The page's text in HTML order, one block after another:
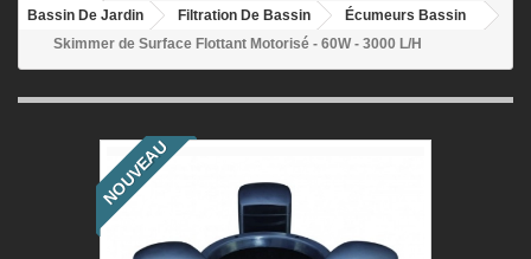
Bassin De Jardin
Filtration De Bassin
Écumeurs Bassin
Skimmer de Surface Flottant Motorisé - 60W - 3000 L/H
NOUVEAU